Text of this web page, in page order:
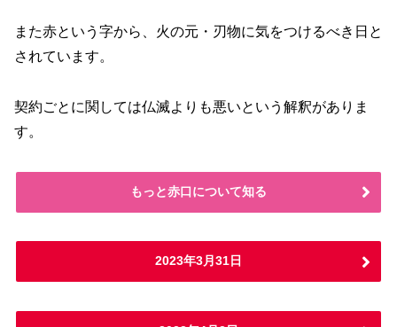
また赤という字から、火の元・刃物に気をつけるべき日と
されています。
契約ごとに関しては仏滅よりも悪いという解釈がありま
す。
もっと赤口について知る
2023年3月31日